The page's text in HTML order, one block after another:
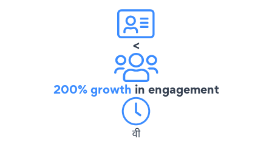
<
200% growth in engagement
वी